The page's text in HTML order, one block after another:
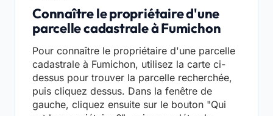
Connaître le propriétaire d'une
parcelle cadastrale à Fumichon
Pour connaître le propriétaire d'une parcelle
cadastrale à Fumichon, utilisez la carte ci-
dessus pour trouver la parcelle recherchée,
puis cliquez dessus. Dans la fenêtre de
gauche, cliquez ensuite sur le bouton "Qui